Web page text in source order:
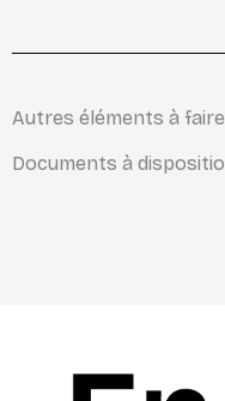
Autres éléments à
Documents à